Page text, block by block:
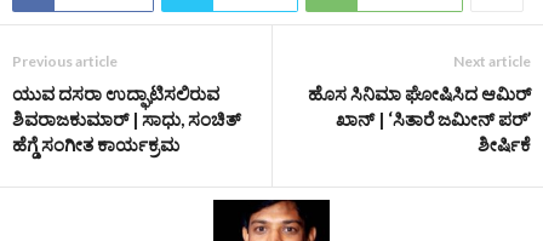
Previous article
ಯುವ ದಸರಾ ಉದ್ಘಾಟಿಸಲಿರುವ
ಶಿವರಾಜಕುಮಾರ್‌ | ಸಾಧು, ಸಂಚಿತ್‌
ಹೆಗ್ಡೆ ಸಂಗೀತ ಕಾರ್ಯಕ್ರಮ
Next article
ಹೊಸ ಸಿನಿಮಾ ಘೋಷಿಸಿದ ಆಮಿರ್​
ಖಾನ್ | ‘ಸಿತಾರೆ ಜಮೀನ್‌ ಪರ್‌’
ಶೀರ್ಷಿಕೆ